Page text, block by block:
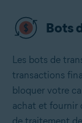
Bots
Les bots de
transactions
bloquer votre
achat et fournir